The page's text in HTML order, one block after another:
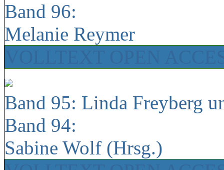
Band 96:
Melanie Reymer
Band 95: Linda Freyberg
Band 94:
Sabine Wolf (Hrsg.)